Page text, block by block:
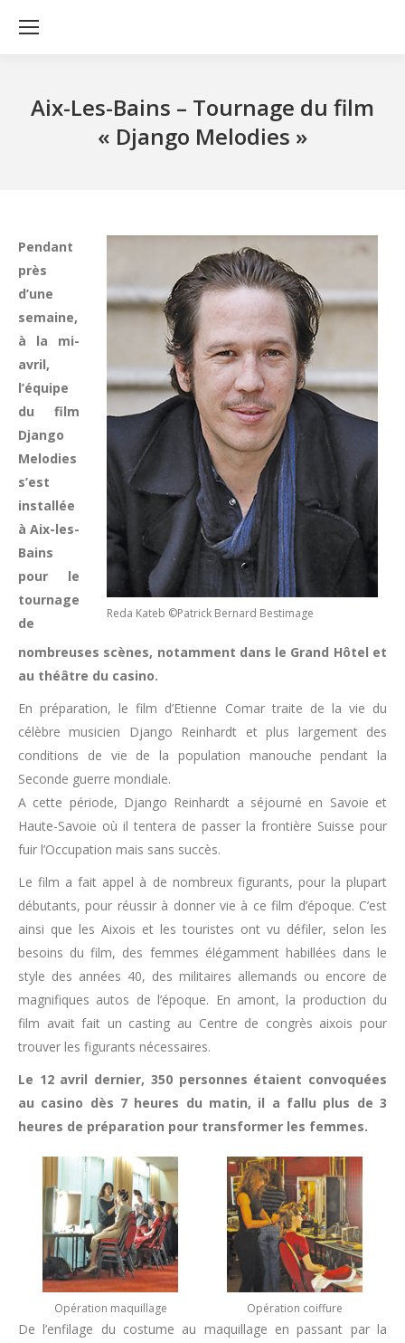
Aix-Les-Bains – Tournage du film
« Django Melodies »
Reda Kateb ©Patrick Bernard Bestimage
Pendant
près
d’une
semaine,
à la mi-
avril,
l’équipe
du film
Django
Melodies
s’est
installée
à Aix-les-
Bains
pour le
tournage
de
nombreuses scènes, notamment dans le Grand Hôtel et
au théâtre du casino.
En préparation, le film d’Etienne Comar traite de la vie du
célèbre musicien Django Reinhardt et plus largement des
conditions de vie de la population manouche pendant la
Seconde guerre mondiale.
A cette période, Django Reinhardt a séjourné en Savoie et
Haute-Savoie où il tentera de passer la frontière Suisse pour
fuir l’Occupation mais sans succès.
Le film a fait appel à de nombreux figurants, pour la plupart
débutants, pour réussir à donner vie à ce film d’époque. C’est
ainsi que les Aixois et les touristes ont vu défiler, selon les
besoins du film, des femmes élégamment habillées dans le
style des années 40, des militaires allemands ou encore de
magnifiques autos de l’époque. En amont, la production du
film avait fait un casting au Centre de congrès aixois pour
trouver les figurants nécessaires.
Le 12 avril dernier, 350 personnes étaient convoquées
au casino dès 7 heures du matin, il a fallu plus de 3
heures de préparation pour transformer les femmes.
Opération maquillage Opération coiffure
De l’enfilage du costume au maquillage en passant par la